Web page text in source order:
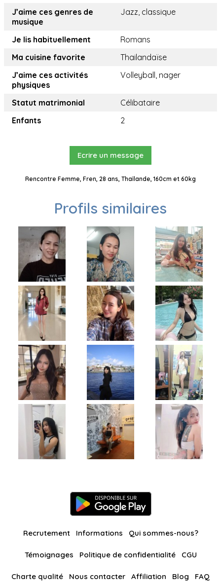
J’aime ces genres de
musique
Jazz, classique
Je lis habituellement
Romans
Ma cuisine favorite
Thailandaïse
J’aime ces activités
physiques
Volleyball, nager
Statut matrimonial
Célibataire
Enfants
2
Ecrire un message
Rencontre Femme, Fren, 28 ans, Thaïlande, 160cm et 60kg
Profils similaires
Recrutement Informations Qui sommes-nous?
Témoignages Politique de confidentialité CGU
Charte qualité Nous contacter Affiliation Blog FAQ